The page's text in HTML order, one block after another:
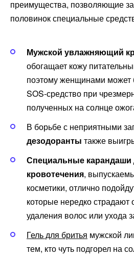
преимущества, позволяющие
половинок специальные
Мужской увлажняющий
обогащает кожу
поэтому женщинами может
SOS-средство при
полученных на солнце
В борьбе с неприятными
дезодоранты также
Специальные карандаши
кровотечения,
косметики, отлично
которые нередко страдают
удаления волос или ухода
Гель для бритья мужской
тем, кто чуть подгорел на